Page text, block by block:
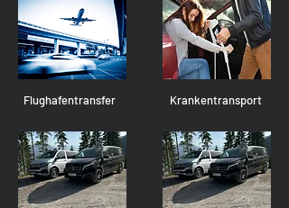
Flughafentransfer Krankentransport